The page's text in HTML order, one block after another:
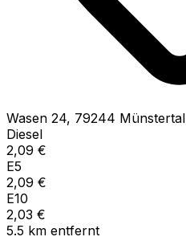
Wasen 24, 79244 Münstertal
Diesel
2,09 €
E5
2,09 €
E10
2,03 €
5.5 km entfernt